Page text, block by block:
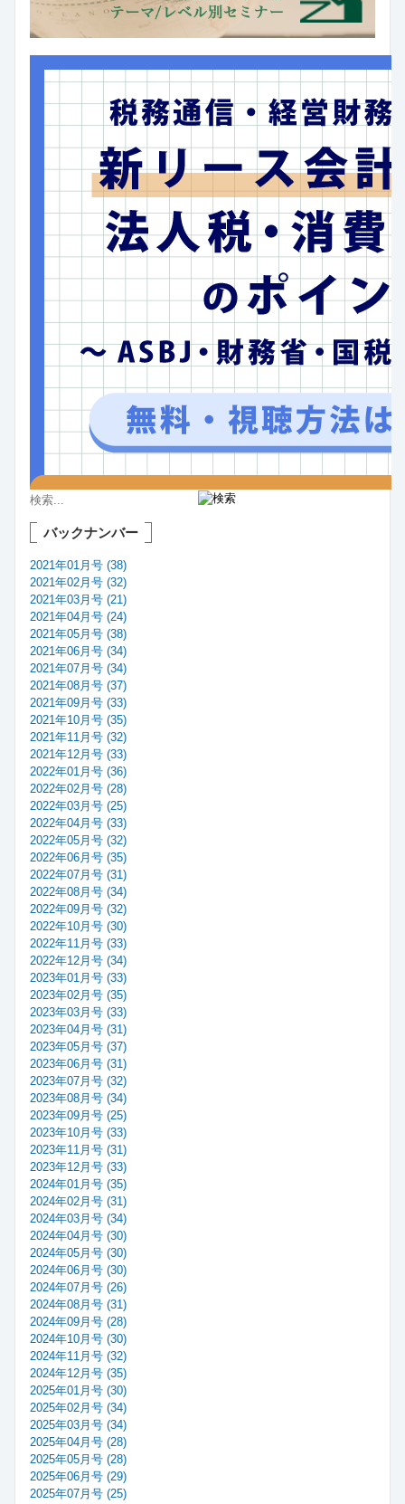
バックナンバー
2021年01月号 (38)
2021年02月号 (32)
2021年03月号 (21)
2021年04月号 (24)
2021年05月号 (38)
2021年06月号 (34)
2021年07月号 (34)
2021年08月号 (37)
2021年09月号 (33)
2021年10月号 (35)
2021年11月号 (32)
2021年12月号 (33)
2022年01月号 (36)
2022年02月号 (28)
2022年03月号 (25)
2022年04月号 (33)
2022年05月号 (32)
2022年06月号 (35)
2022年07月号 (31)
2022年08月号 (34)
2022年09月号 (32)
2022年10月号 (30)
2022年11月号 (33)
2022年12月号 (34)
2023年01月号 (33)
2023年02月号 (35)
2023年03月号 (33)
2023年04月号 (31)
2023年05月号 (37)
2023年06月号 (31)
2023年07月号 (32)
2023年08月号 (34)
2023年09月号 (25)
2023年10月号 (33)
2023年11月号 (31)
2023年12月号 (33)
2024年01月号 (35)
2024年02月号 (31)
2024年03月号 (34)
2024年04月号 (30)
2024年05月号 (30)
2024年06月号 (30)
2024年07月号 (26)
2024年08月号 (31)
2024年09月号 (28)
2024年10月号 (30)
2024年11月号 (32)
2024年12月号 (35)
2025年01月号 (30)
2025年02月号 (34)
2025年03月号 (34)
2025年04月号 (28)
2025年05月号 (28)
2025年06月号 (29)
2025年07月号 (25)